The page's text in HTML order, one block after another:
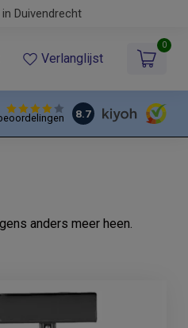
Duivendrecht
Verlanglijst
0
8.7
anders meer heen.